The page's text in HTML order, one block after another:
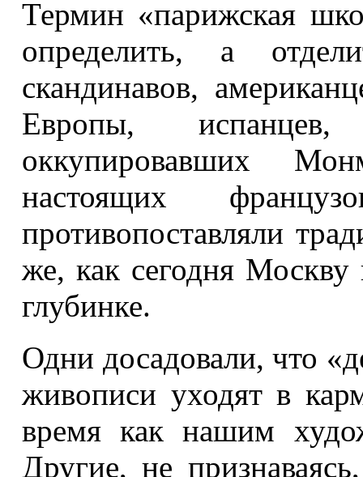
Термин «парижская
определить, а
скандинавов,
Европы, испанцев,
оккупировавших
настоящих
противопоставляли
же, как сегодня
глубинке.
Одни досадовали, что
живописи уходят в
время как нашим
Другие, не